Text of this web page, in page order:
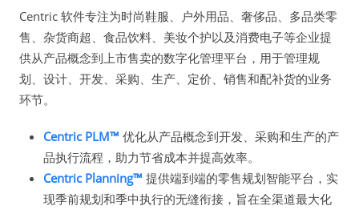
Centric 软件专注为时尚鞋服、户外用品、奢侈品、多品类零
售、杂货商超、食品饮料、美妆个护以及消费电子等企业提
供从产品概念到上市售卖的数字化管理平台，用于管理规
划、设计、开发、采购、生产、定价、销售和配补货的业务
环节。
Centric PLM™ 优化从产品概念到开发、采购和生产的产
品执行流程，助力节省成本并提高效率。
Centric Planning™ 提供端到端的零售规划智能平台，实
现季前规划和季中执行的无缝衔接，旨在全渠道最大化